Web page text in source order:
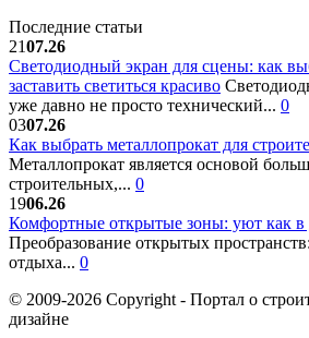
Последние статьи
2107.26
Светодиодный экран для сцены: как
заставить светиться красиво
уже давно не просто технический... 0
0307.26
Как выбрать металлопрокат для
Металлопрокат является основой
строительных,... 0
1906.26
Комфортные открытые зоны: уют как в
Преобразование открытых
отдыха... 0
© 2009-2026 Copyright - Портал о
дизайне